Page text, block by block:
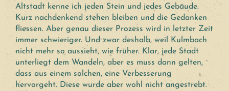
Altstadt kenne ich jeden Stein und jedes Gebäude.
Kurz nachdenkend stehen bleiben und die Gedanken
fliessen. Aber genau dieser Prozess wird in letzter Zeit
immer schwieriger. Und zwar deshalb, weil Kulmbach
nicht mehr so aussieht, wie früher. Klar, jede Stadt
unterliegt dem Wandeln, aber es muss dann gelten,
dass aus einem solchen, eine Verbesserung
hervorgeht. Diese wurde aber wohl nicht angestrebt.